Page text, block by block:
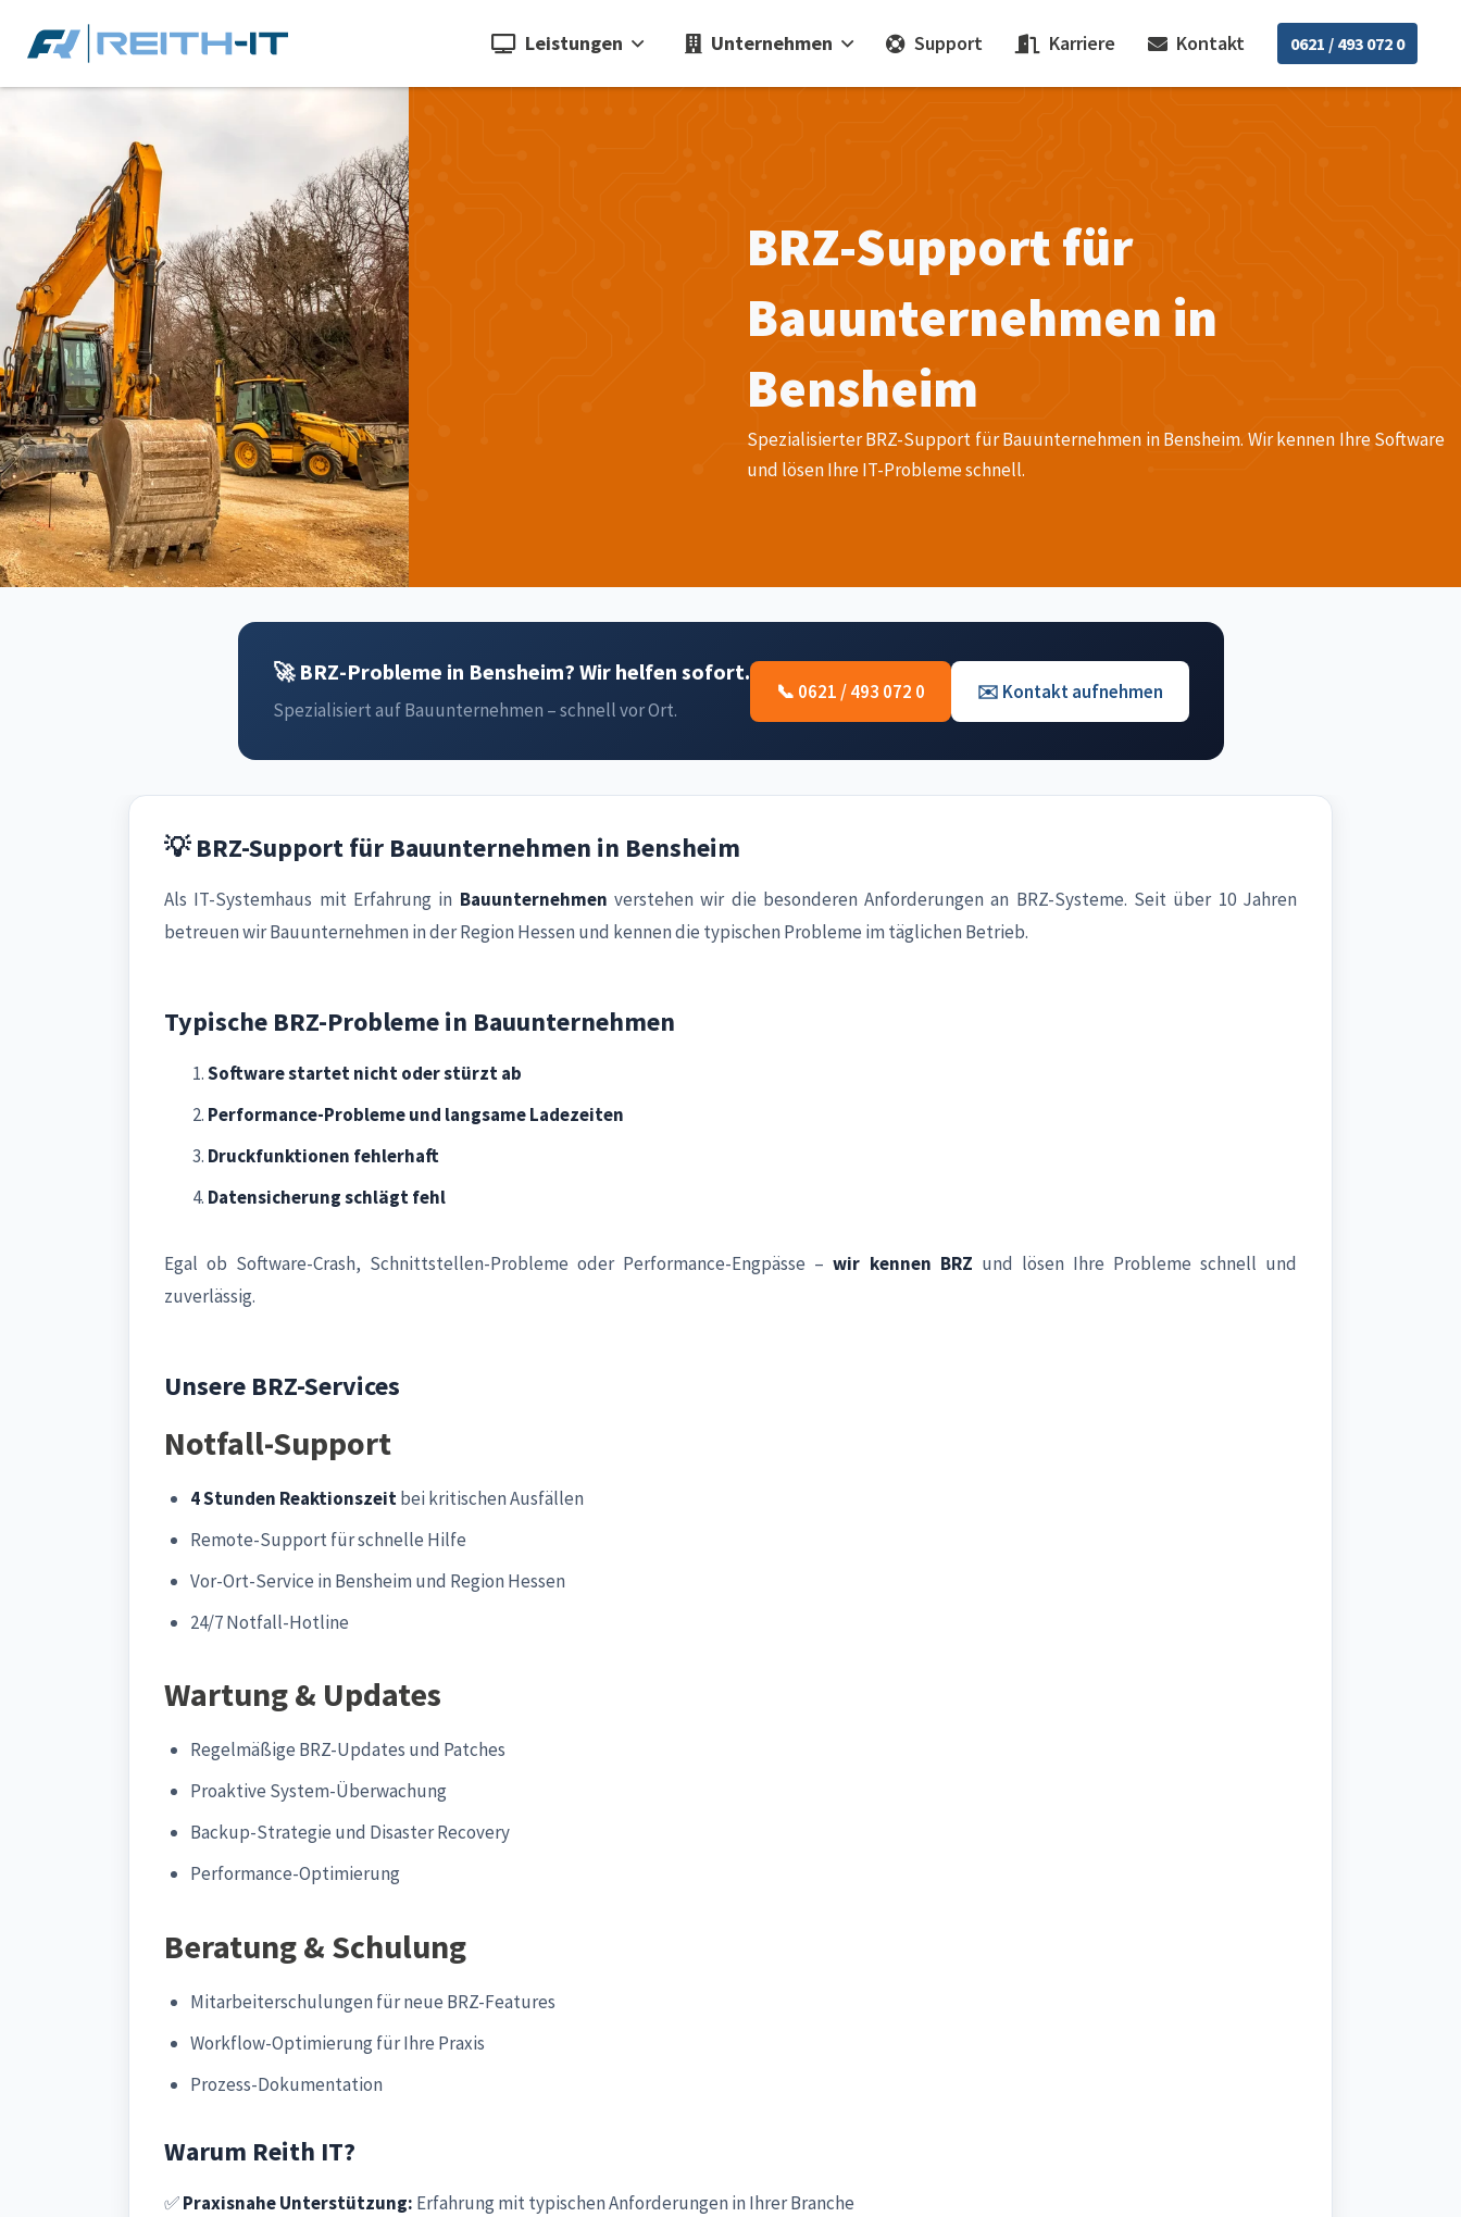
Leistungen Unternehmen Support Karriere Kontakt 0621 / 493 072 0
BRZ-Support für
Bauunternehmen in
Bensheim
Spezialisierter BRZ-Support für Bauunternehmen in Bensheim. Wir kennen Ihre Software
und lösen Ihre IT-Probleme schnell.
🚀 BRZ-Probleme in Bensheim? Wir helfen sofort.
Spezialisiert auf Bauunternehmen – schnell vor Ort.
📞 0621 / 493 072 0 ✉️ Kontakt aufnehmen
💡 BRZ-Support für Bauunternehmen in Bensheim
Als IT-Systemhaus mit Erfahrung in Bauunternehmen verstehen wir die besonderen Anforderungen an BRZ-Systeme. Seit über 10 Jahren
betreuen wir Bauunternehmen in der Region Hessen und kennen die typischen Probleme im täglichen Betrieb.
Typische BRZ-Probleme in Bauunternehmen
Software startet nicht oder stürzt ab
Performance-Probleme und langsame Ladezeiten
Druckfunktionen fehlerhaft
Datensicherung schlägt fehl
Egal ob Software-Crash, Schnittstellen-Probleme oder Performance-Engpässe –wir kennen BRZ und lösen Ihre Probleme schnell und
zuverlässig.
Unsere BRZ-Services
Notfall-Support
4 Stunden Reaktionszeitbei kritischen Ausfällen
Remote-Support für schnelle Hilfe
Vor-Ort-Service in Bensheim und Region Hessen
24/7 Notfall-Hotline
Wartung & Updates
Regelmäßige BRZ-Updates und Patches
Proaktive System-Überwachung
Backup-Strategie und Disaster Recovery
Performance-Optimierung
Beratung & Schulung
Mitarbeiterschulungen für neue BRZ-Features
Workflow-Optimierung für Ihre Praxis
Prozess-Dokumentation
Warum Reith IT?
✅Praxisnahe Unterstützung: Erfahrung mit typischen Anforderungen in Ihrer Branche